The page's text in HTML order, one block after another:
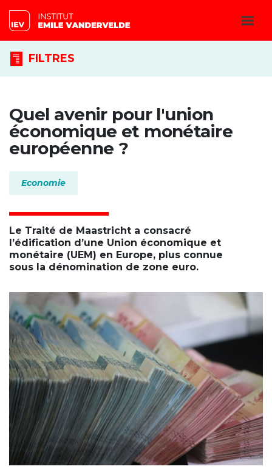
FILTRES
Quel avenir pour l'union
économique et monétaire
européenne ?
Economie
Le Traité de Maastricht a consacré
l’édification d’une Union économique et
monétaire (UEM) en Europe, plus connue
sous la dénomination de zone euro.